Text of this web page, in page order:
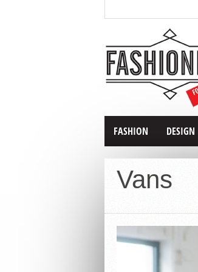
FASHION DESIGN
Vans